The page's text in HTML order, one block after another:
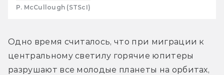
P. McCullough (STScI)
Одно время считалось, что при миграции к
центральному светилу горячие юпитеры
разрушают все молодые планеты на орбитах,